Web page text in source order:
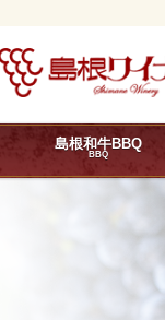
島根和牛BBQ
BBQ